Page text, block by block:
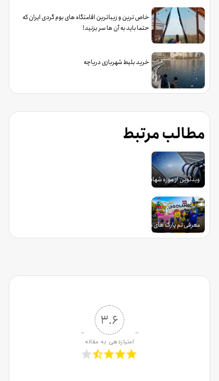
خاص ترین و زیباترین اقامتگاه های بوم گردی ایران که
حتما باید به آن ها سر بزنید!
خرید بلیط شهربازی دریاچه
مطالب مرتبط
ویدئویی از موزه شهاب سنگ و رصد خانه خورشیدی داراباد
معرفی تم پارک های محبوب جهان
3.6
امتیازدهی به مقاله